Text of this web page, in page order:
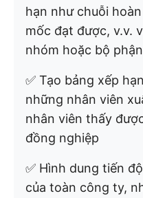
hạn như chuỗi
mốc đạt được, v.v.
nhóm hoặc bộ phận
✅ Tạo bảng xếp
những nhân viên
nhân viên thấy
đồng nghiệp
✅ Hình dung tiến
của toàn công ty,